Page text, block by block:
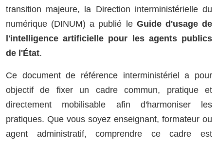
transition majeure, la Direction interministérielle du
numérique (DINUM) a publié le Guide d'usage de
l'intelligence artificielle pour les agents publics
de l'État.
Ce document de référence interministériel a pour
objectif de fixer un cadre commun, pratique et
directement mobilisable afin d'harmoniser les
pratiques. Que vous soyez enseignant, formateur ou
agent administratif, comprendre ce cadre est